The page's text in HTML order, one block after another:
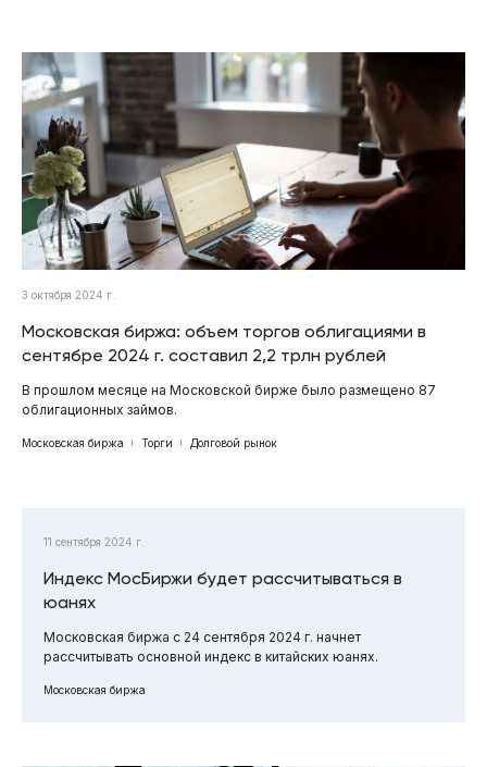
3 октября 2024 г.
Московская биржа: объем торгов облигациями в
сентябре 2024 г. составил 2,2 трлн рублей
В прошлом месяце на Московской бирже было размещено 87
облигационных займов.
Московская биржа Торги Долговой рынок
11 сентября 2024 г.
Индекс МосБиржи будет рассчитываться в
юанях
Московская биржа с 24 сентября 2024 г. начнет
рассчитывать основной индекс в китайских юанях.
Московская биржа